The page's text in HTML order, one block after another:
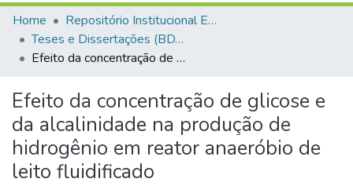
Communities & Collections
All of DSpace
Statistics
Home
Repositório Institucional EESC
Teses e Dissertações (BDTD USP)
Efeito da concentração de glicose e da alcalinidade na produção de hidrogênio em reator anaeróbio de leito fluidificado
Efeito da concentração de glicose e
da alcalinidade na produção de
hidrogênio em reator anaeróbio de
leito fluidificado